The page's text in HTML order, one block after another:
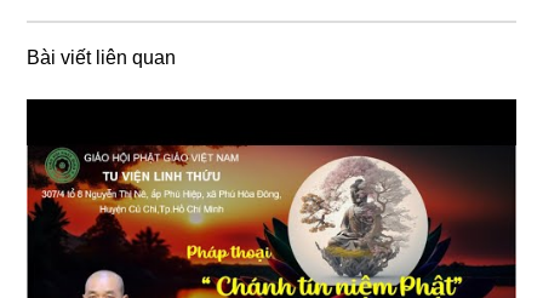
Bài viết liên quan